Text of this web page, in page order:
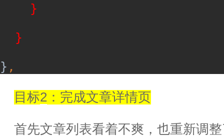
}
}
} ,
目标2 ：完成文章详情页
首先文章列表看着不爽，也重新调